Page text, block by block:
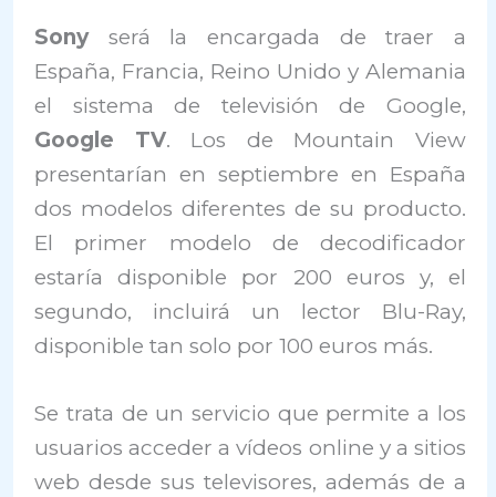
Sonyserá la encargada de traer a
España, Francia, Reino Unido y Alemania
el sistema de televisión de Google,
Google TV. Los de Mountain View
presentarían en septiembre en España
dos modelos diferentes de su producto.
El primer modelo de decodificador
estaría disponible por 200 euros y, el
segundo, incluirá un lector Blu-Ray,
disponible tan solo por 100 euros más.
Se trata de un servicio que permite a los
usuarios acceder a vídeos online y a sitios
web desde sus televisores, además de a